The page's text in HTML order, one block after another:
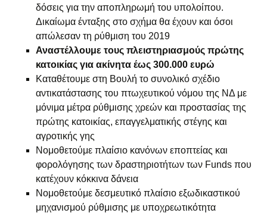
δόσεις για την αποπληρωμή του υπολοίπου.
Δικαίωμα ένταξης στο σχήμα θα έχουν και όσοι
απώλεσαν τη ρύθμιση του 2019
Αναστέλλουμε τους πλειστηριασμούς πρώτης
κατοικίας για ακίνητα έως 300.000 ευρώ
Καταθέτουμε στη Βουλή το συνολικό σχέδιο
αντικατάστασης του πτωχευτικού νόμου της ΝΔ με
μόνιμα μέτρα ρύθμισης χρεών και προστασίας της
πρώτης κατοικίας, επαγγελματικής στέγης και
αγροτικής γης
Νομοθετούμε πλαίσιο κανόνων εποπτείας και
φορολόγησης των δραστηριοτήτων των Funds που
κατέχουν κόκκινα δάνεια
Νομοθετούμε δεσμευτικό πλαίσιο εξωδικαστικού
μηχανισμού ρύθμισης με υποχρεωτικότητα